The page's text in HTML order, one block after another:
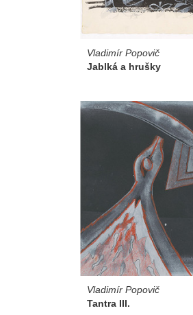
Vladimír Popovič
Jablká a hrušky
Vladimír Popovič
Tantra III.